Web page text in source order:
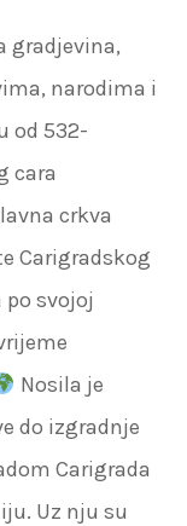
gradjevina,
narodima i
od 532-
cara
crkva
Carigradskog
svojoj
Nosila je
do izgradnje
Carigrada
Uz nju su